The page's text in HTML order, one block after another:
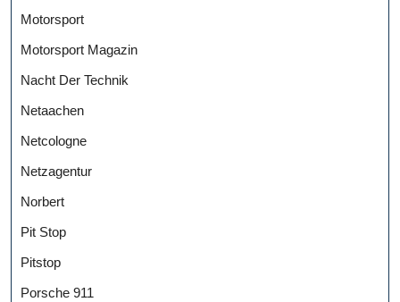
Motorsport
Motorsport Magazin
Nacht Der Technik
Netaachen
Netcologne
Netzagentur
Norbert
Pit Stop
Pitstop
Porsche 911